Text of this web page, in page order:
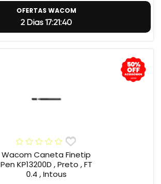
OFERTAS WACOM
2 Dias 17:21:39
Wacom Caneta Finetip
Pen KP13200D , Preto , FT
0.4 , Intous